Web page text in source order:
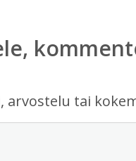
arvostelu tai